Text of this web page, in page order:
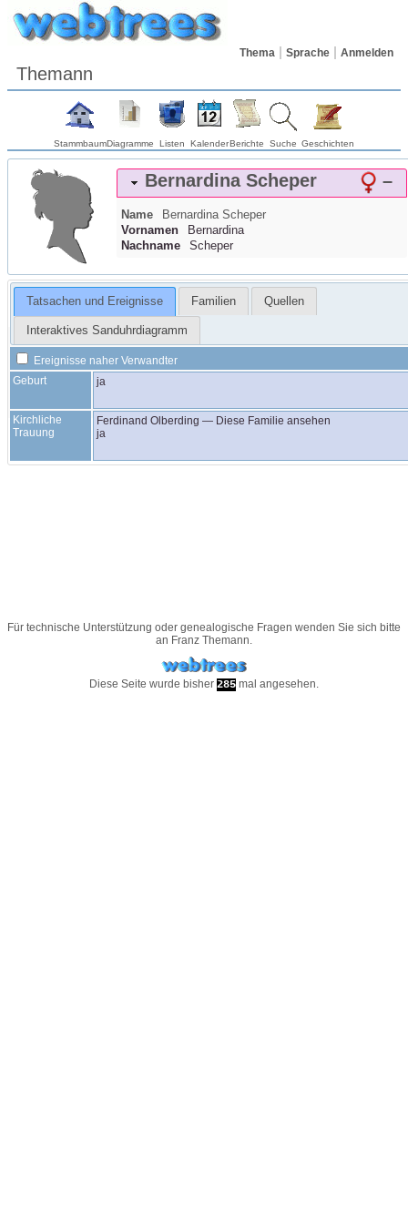
Thema Sprache Anmelden
Themann
StammbaumDiagramme Listen KalenderBerichte Suche Geschichten
Bernardina Scheper –
Name Bernardina Scheper
Vornamen
Bernardina
Nachname
Scheper
Tatsachen und Ereignisse Familien Quellen
Interaktives Sanduhrdiagramm
Ereignisse naher Verwandter
Geburt
ja
Kirchliche
Trauung
Ferdinand Olberding — Diese Familie ansehen
ja
Für technische Unterstützung oder genealogische Fragen wenden Sie sich bitte
an Franz Themann.
Diese Seite wurde bisher 285 mal angesehen.